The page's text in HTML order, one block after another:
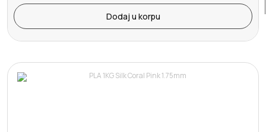
Dodaj u korpu